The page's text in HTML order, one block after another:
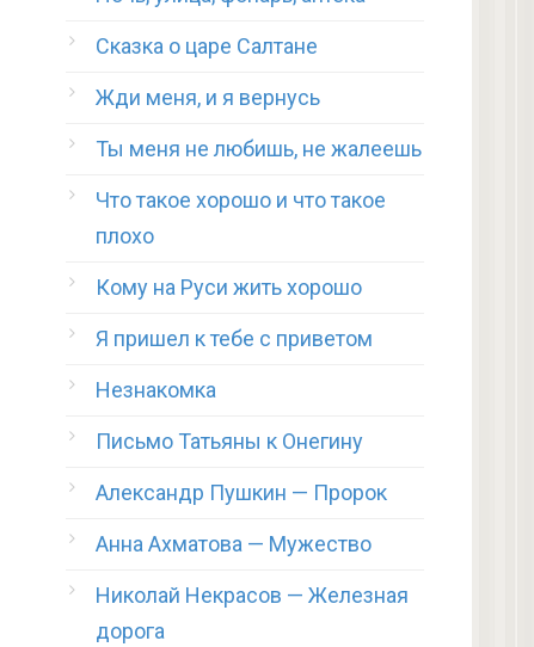
Сказка о царе Салтане
Жди меня, и я вернусь
Ты меня не любишь, не жалеешь
Что такое хорошо и что такое
плохо
Кому на Руси жить хорошо
Я пришел к тебе с приветом
Незнакомка
Письмо Татьяны к Онегину
Александр Пушкин — Пророк
Анна Ахматова — Мужество
Николай Некрасов — Железная
дорога